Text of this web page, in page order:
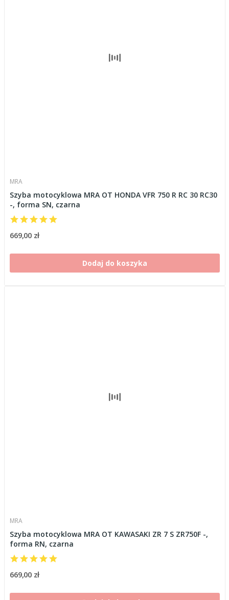
MRA
Szyba motocyklowa MRA OT HONDA VFR 750 R RC 30 RC30
-, forma SN, czarna
669,00 zł
Dodaj do koszyka
MRA
Szyba motocyklowa MRA OT KAWASAKI ZR 7 S ZR750F -,
forma RN, czarna
669,00 zł